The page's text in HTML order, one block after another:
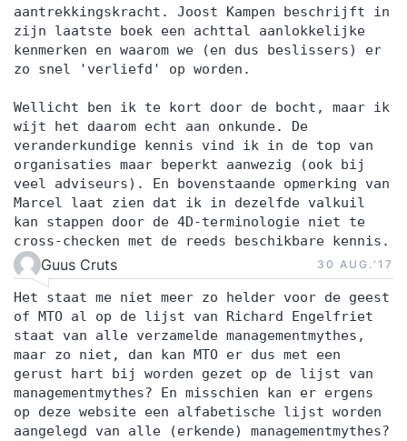
aantrekkingskracht. Joost Kampen beschrijft in
zijn laatste boek een achttal aanlokkelijke
kenmerken en waarom we (en dus beslissers) er
zo snel 'verliefd' op worden.
Wellicht ben ik te kort door de bocht, maar ik
wijt het daarom echt aan onkunde. De
veranderkundige kennis vind ik in de top van
organisaties maar beperkt aanwezig (ook bij
veel adviseurs). En bovenstaande opmerking van
Marcel laat zien dat ik in dezelfde valkuil
kan stappen door de 4D-terminologie niet te
cross-checken met de reeds beschikbare kennis.
Guus Cruts 30 AUG.‘17
Het staat me niet meer zo helder voor de geest
of MTO al op de lijst van Richard Engelfriet
staat van alle verzamelde managementmythes,
maar zo niet, dan kan MTO er dus met een
gerust hart bij worden gezet op de lijst van
managementmythes? En misschien kan er ergens
op deze website een alfabetische lijst worden
aangelegd van alle (erkende) managementmythes?